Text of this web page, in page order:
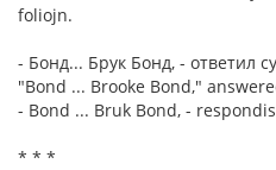
foliojn.
- Бонд... Брук Бонд, - ответил
"Bond ... Brooke Bond,"
- Bond ... Bruk Bond, -
* * *